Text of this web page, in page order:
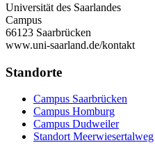
Universität des Saarlandes
Campus
66123 Saarbrücken
www.uni-saarland.de/kontakt
Standorte
Campus Saarbrücken
Campus Homburg
Campus Dudweiler
Standort Meerwiesertalweg